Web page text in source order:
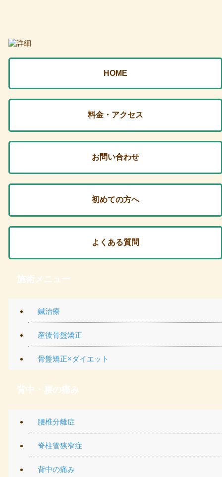
HOME
料金・アクセス
お問い合わせ
初めての方へ
よくある質問
施術メニュー
鍼治療
産後骨盤矯正
骨盤矯正×ダイエット
背中・腰の痛み
腰椎分離症
脊柱管狭窄症
背中の痛み